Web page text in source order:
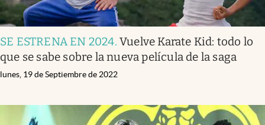
SE ESTRENA EN 2024.Vuelve Karate Kid: todo lo
que se sabe sobre la nueva película de la saga
lunes, 19 de Septiembre de 2022